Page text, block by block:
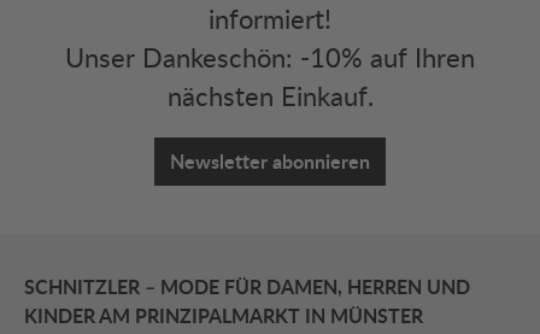
informiert!
Unser Dankeschön: -10% auf Ihren
nächsten Einkauf.
Newsletter abonnieren
SCHNITZLER – MODE FÜR DAMEN, HERREN UND
KINDER AM PRINZIPALMARKT IN MÜNSTER